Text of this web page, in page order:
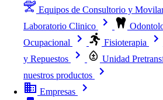
Equipos de Consultorio y
Laboratorio Clinico
Ocupacional
Fisioterapia
y Repuestos
Unidad
nuestros productos
Empresas